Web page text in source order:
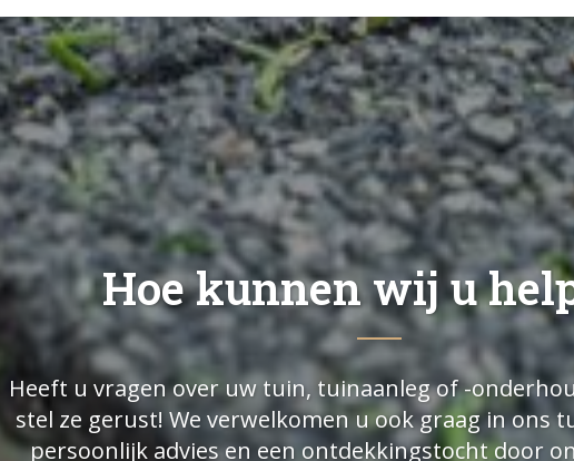
Hoe kunnen wij u
Heeft u vragen over uw tuin, tuinaanleg of -
stel ze gerust! We verwelkomen u ook graag in ons
persoonlijk advies en een ontdekkingstocht door